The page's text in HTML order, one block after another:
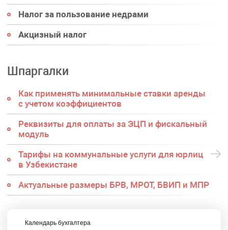
Налог за пользование недрами
Акцизный налог
Шпаргалки
Как применять минимальные ставки аренды
с учетом коэффициентов
Реквизиты для оплаты за ЭЦП и фискальный
модуль
Тарифы на коммунальные услуги для юрлиц
в Узбекистане
Актуальные размеры БРВ, МРОТ, БВИП и МПР
Календарь бухгалтера